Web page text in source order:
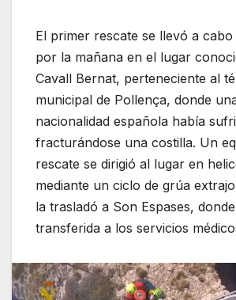
El primer rescate se llevó a cabo
por la mañana en el lugar
Cavall Bernat, perteneciente al
municipal de Pollença, donde
nacionalidad española había
fracturándose una costilla. Un
rescate se dirigió al lugar en
mediante un ciclo de grúa
la trasladó a Son Espases,
transferida a los servicios